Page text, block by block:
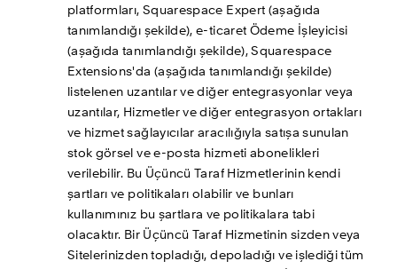
platformları, Squarespace Expert (aşağıda
tanımlandığı şekilde), e-ticaret Ödeme İşleyicisi
(aşağıda tanımlandığı şekilde), Squarespace
Extensions'da (aşağıda tanımlandığı şekilde)
listelenen uzantılar ve diğer entegrasyonlar veya
uzantılar, Hizmetler ve diğer entegrasyon ortakları
ve hizmet sağlayıcılar aracılığıyla satışa sunulan
stok görsel ve e-posta hizmeti abonelikleri
verilebilir. Bu Üçüncü Taraf Hizmetlerinin kendi
şartları ve politikaları olabilir ve bunları
kullanımınız bu şartlara ve politikalara tabi
olacaktır. Bir Üçüncü Taraf Hizmetinin sizden veya
Sitelerinizden topladığı, depoladığı ve işlediği tüm